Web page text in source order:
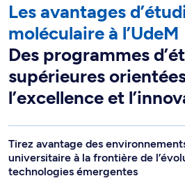
Les avantages
moléculaire à l’UdeM
Des programmes
supérieures
l’excellence et
Tirez avantage des
universitaire à la frontière de
technologies émergentes